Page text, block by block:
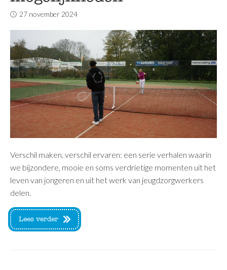
27 november 2024
Verschil maken, verschil ervaren: een serie verhalen waarin
we bijzondere, mooie en soms verdrietige momenten uit het
leven van jongeren en uit het werk van jeugdzorgwerkers
delen.
Lees verder